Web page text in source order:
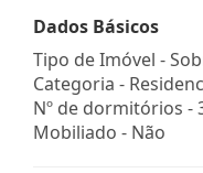
Dados Básicos
Tipo de Imóvel -
Categoria -
Nº de dormitórios -
Mobiliado - Não